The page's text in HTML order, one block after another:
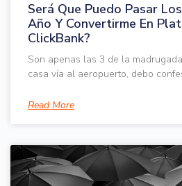
Será Que Puedo Pasar
Año Y Convertirme En
ClickBank?
Son apenas las 3 de la
casa vía al aeropuerto, debo
Read More